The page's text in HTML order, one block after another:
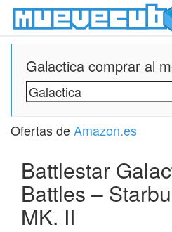
Galactica comprar al
Ofertas deAmazon.es
Battlestar
Battles –
MK. II